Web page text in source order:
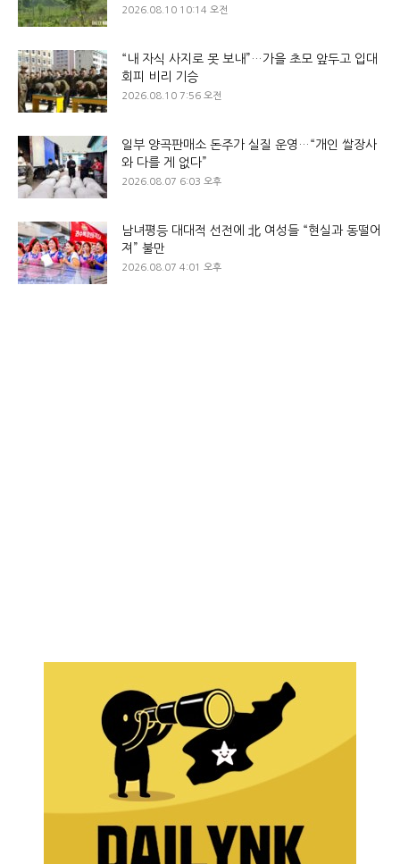
2026.08.10 10:14 오전
“내 자식 사지로 못 보내”…가을 초모 앞두고 입대
회피 비리 기승
2026.08.10 7:56 오전
일부 양곡판매소 돈주가 실질 운영…“개인 쌀장사
와 다를 게 없다”
2026.08.07 6:03 오후
남녀평등 대대적 선전에 北 여성들 “현실과 동떨어
져” 불만
2026.08.07 4:01 오후